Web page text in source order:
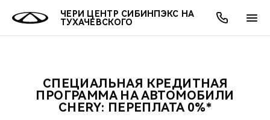
ЧЕРИ ЦЕНТР СИБИНПЭКС НА
ТУХАЧЕВСКОГО
МОДЕЛИ
ПОКУПАТЕЛЯМ
ВЛАДЕЛЬЦАМ
МИР CHERY
АКЦИИ
ОНЛАЙН СЕРВИСЫ
О КОМПАНИИ
СПЕЦИАЛЬНАЯ КРЕДИТНАЯ
ПРОГРАММА НА АВТОМОБИЛИ
CHERY: ПЕРЕПЛАТА 0%*